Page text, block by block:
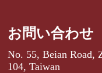
お問い合わせ
No. 55, Beian Road,
104, Taiwan